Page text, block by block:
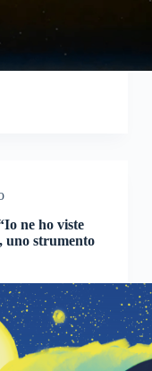
ne ho viste
uno strumento